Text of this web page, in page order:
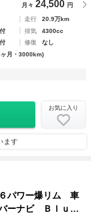
月々 24,500 円
走行
20.9万km
排気
4300cc
修復
なし
月・3000km)
お気に入り
ます
パワー爆リム 車
ーナビ Ｂｌｕｅ